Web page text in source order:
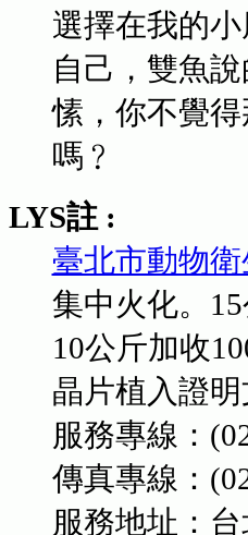
選擇在我的
自己，雙魚
愫，你不覺
嗎﹖
LYS註 :
臺北市動物
集中火化。
10公斤加收
晶片植入證
服務專線：
傳真專線：
服務地址：